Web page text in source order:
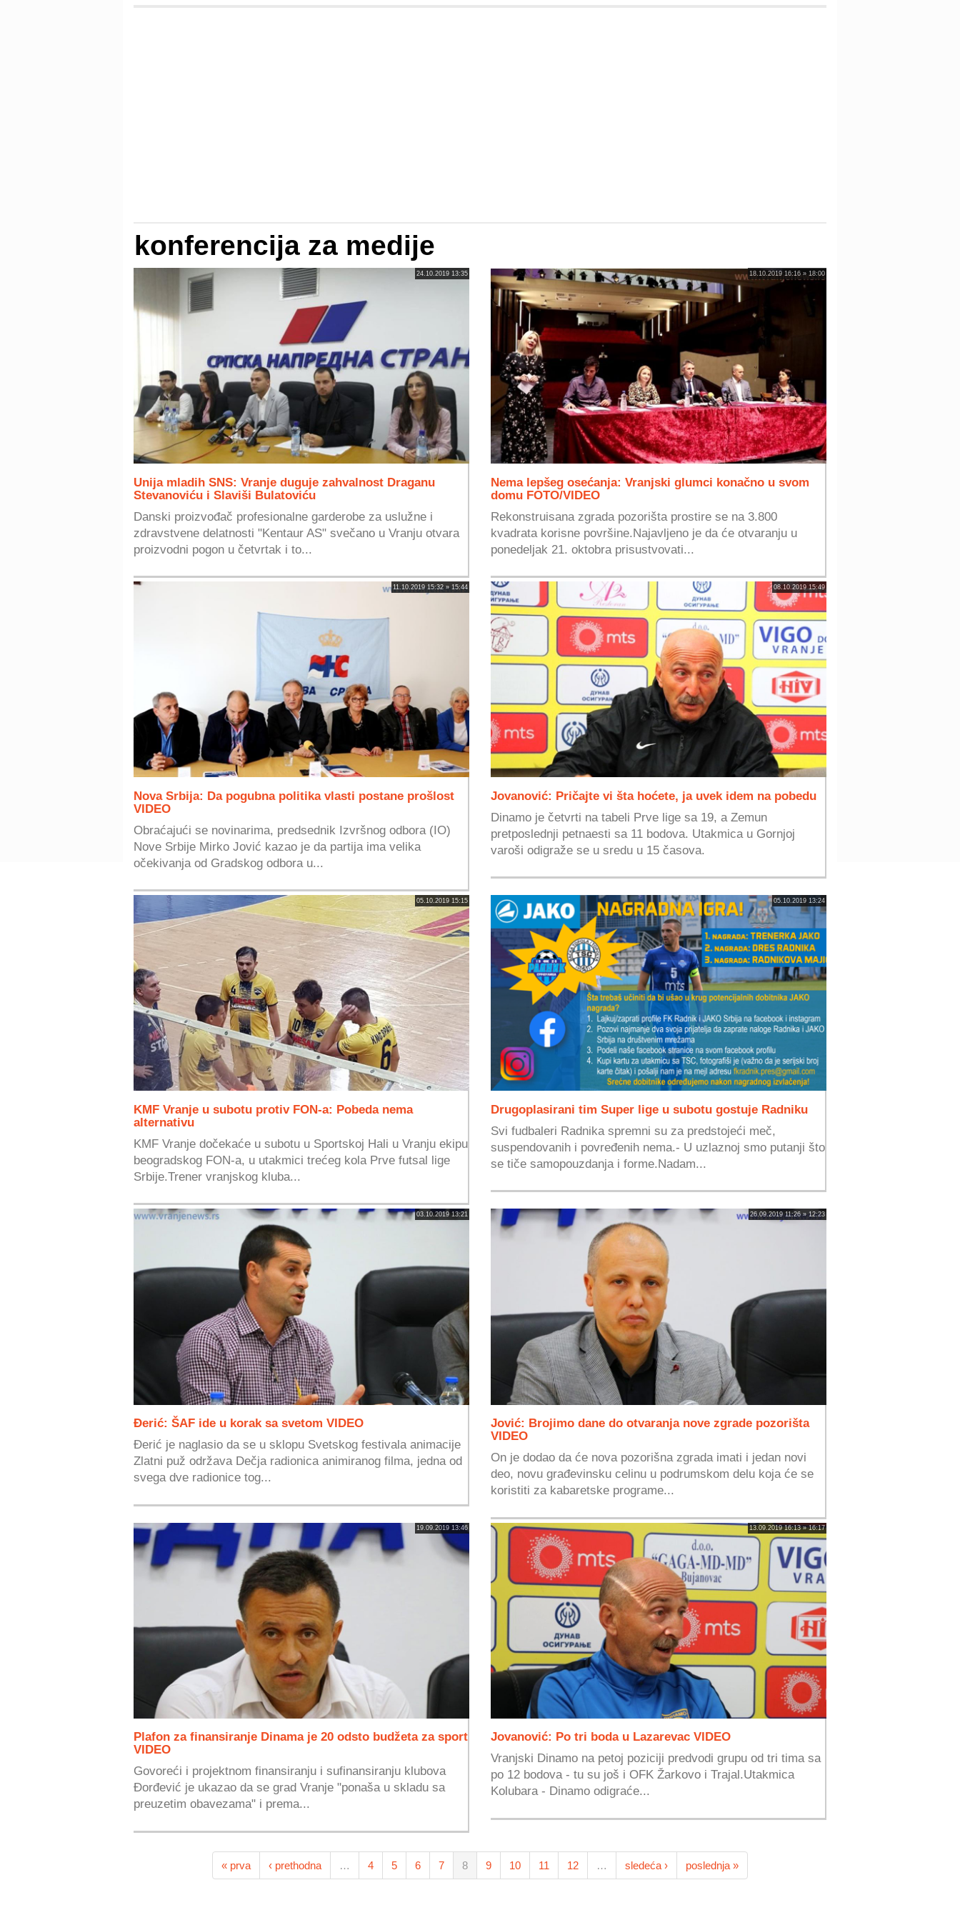
konferencija za medije
24.10.2019 13:35
Unija mladih SNS: Vranje duguje zahvalnost Draganu
Stevanoviću i Slaviši Bulatoviću
Danski proizvođač profesionalne garderobe za uslužne i
zdravstvene delatnosti "Kentaur AS" svečano u Vranju otvara
proizvodni pogon u četvrtak i to...
18.10.2019 16:16 » 18:00
Nema lepšeg osećanja: Vranjski glumci konačno u svom
domu FOTO/VIDEO
Rekonstruisana zgrada pozorišta prostire se na 3.800
kvadrata korisne površine.Najavljeno je da će otvaranju u
ponedeljak 21. oktobra prisustvovati...
11.10.2019 15:32 » 15:44
Nova Srbija: Da pogubna politika vlasti postane prošlost
VIDEO
Obraćajući se novinarima, predsednik Izvršnog odbora (IO)
Nove Srbije Mirko Jović kazao je da partija ima velika
očekivanja od Gradskog odbora u...
08.10.2019 15:49
Jovanović: Pričajte vi šta hoćete, ja uvek idem na pobedu
Dinamo je četvrti na tabeli Prve lige sa 19, a Zemun
pretposlednji petnaesti sa 11 bodova. Utakmica u Gornjoj
varoši odigraže se u sredu u 15 časova.
05.10.2019 15:15
KMF Vranje u subotu protiv FON-a: Pobeda nema
alternativu
KMF Vranje dočekaće u subotu u Sportskoj Hali u Vranju ekipu
beogradskog FON-a, u utakmici trećeg kola Prve futsal lige
Srbije.Trener vranjskog kluba...
05.10.2019 13:24
Drugoplasirani tim Super lige u subotu gostuje Radniku
Svi fudbaleri Radnika spremni su za predstojeći meč,
suspendovanih i povređenih nema.- U uzlaznoj smo putanji što
se tiče samopouzdanja i forme.Nadam...
03.10.2019 13:21
Đerić: ŠAF ide u korak sa svetom VIDEO
Đerić je naglasio da se u sklopu Svetskog festivala animacije
Zlatni puž održava Dečja radionica animiranog filma, jedna od
svega dve radionice tog...
26.09.2019 11:26 » 12:23
Jović: Brojimo dane do otvaranja nove zgrade pozorišta
VIDEO
On je dodao da će nova pozorišna zgrada imati i jedan novi
deo, novu građevinsku celinu u podrumskom delu koja će se
koristiti za kabaretske programe...
19.09.2019 13:46
Plafon za finansiranje Dinama je 20 odsto budžeta za sport
VIDEO
Govoreći i projektnom finansiranju i sufinansiranju klubova
Đorđević je ukazao da se grad Vranje "ponaša u skladu sa
preuzetim obavezama" i prema...
13.09.2019 16:13 » 16:17
Jovanović: Po tri boda u Lazarevac VIDEO
Vranjski Dinamo na petoj poziciji predvodi grupu od tri tima sa
po 12 bodova - tu su još i OFK Žarkovo i Trajal.Utakmica
Kolubara - Dinamo odigraće...
« prva ‹ prethodna … 4 5 6 7 8 9 10 11 12 … sledeća › poslednja »